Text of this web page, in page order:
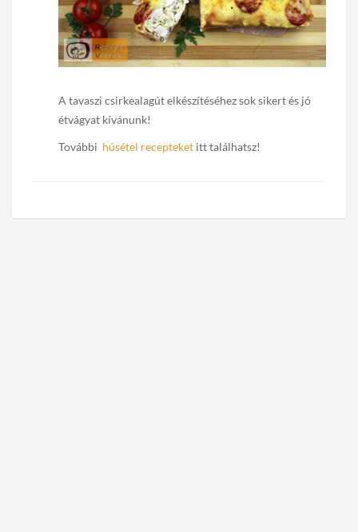
A tavaszi csirkealagút elkészítéséhez sok sikert és jó
étvágyat kívánunk!
További húsétel recepteket itt találhatsz!